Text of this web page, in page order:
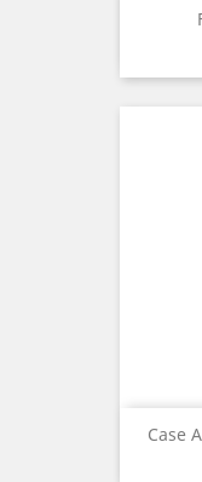
Case